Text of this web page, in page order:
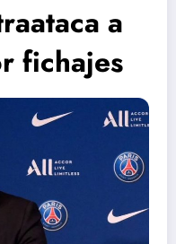
a
fichajes